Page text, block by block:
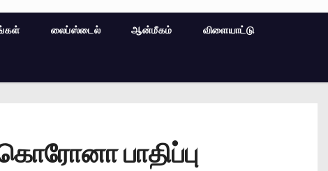
லைப்ஸ்டைல் ஆன்மீகம் விளையாட்டு
பாதிப்பு